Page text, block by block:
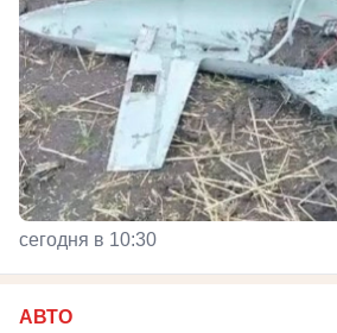
сегодня в 10:30
АВТО